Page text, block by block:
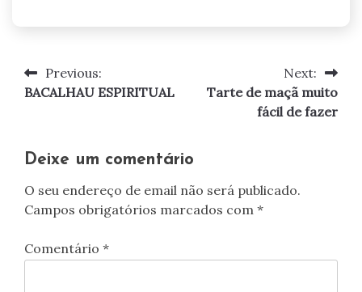
Navegação
Previous:
BACALHAU ESPIRITUAL
Next:
Tarte de maçã muito
fácil de fazer
Deixe um comentário
O seu endereço de email não será publicado.
Campos obrigatórios marcados com *
Comentário *